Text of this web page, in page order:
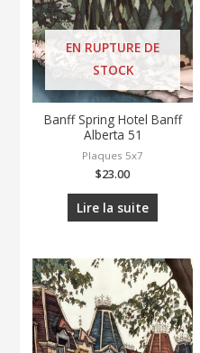
EN RUPTURE DE
STOCK
Banff Spring Hotel Banff
Alberta 51
Plaques 5x7
$23.00
Lire la suite